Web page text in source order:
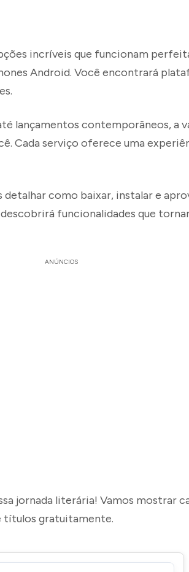
incríveis que funcionam
Android. Você encontrará
lançamentos contemporâneos, a
Cada serviço oferece uma
como baixar, instalar e
funcionalidades que
ANÚNCIOS
jornada literária! Vamos mostrar
títulos gratuitamente.